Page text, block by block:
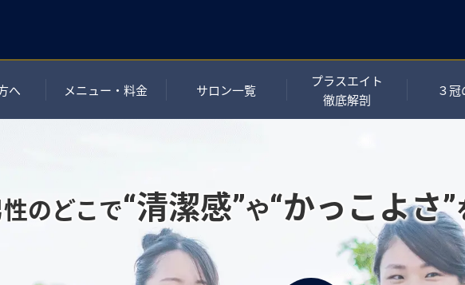
へ メニュー・料金 サロン一覧
プラスエイト
徹底解剖
３
のどこで“清潔感”や“かっこよさ”